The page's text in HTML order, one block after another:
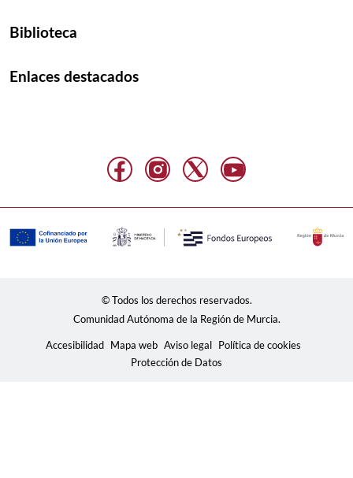
Biblioteca
Enlaces destacados
© Todos los derechos reservados.
Comunidad Autónoma de la Región de Murcia.
Accesibilidad Mapa web Aviso legal Política de cookies
Protección de Datos